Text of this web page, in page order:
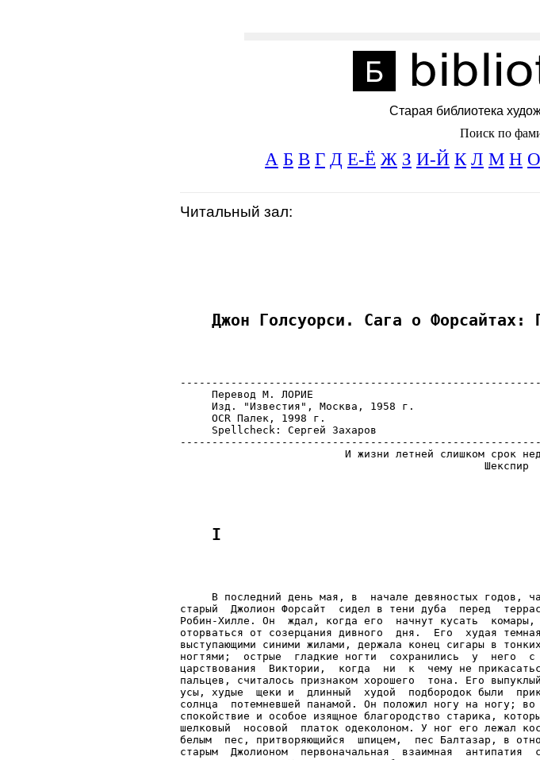
Старая библиотека
Поиск по
А Б В Г Д Е-Ё Ж З И-Й К Л М Н О
Читальный зал:
     Перевод М. ЛОРИЕ
     Изд. "Известия", Москва, 1958 г.
     OCR Палек, 1998 г.
     Spellcheck: Сергей Захаров
И жизни летней слишком срок